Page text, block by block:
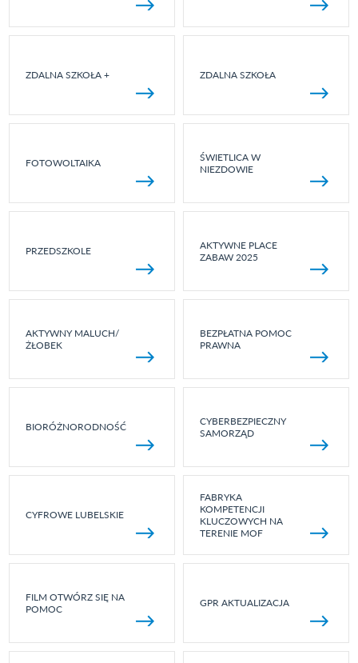
ZDALNA SZKOŁA + ZDALNA SZKOŁA
FOTOWOLTAIKA
ŚWIETLICA W
NIEZDOWIE
PRZEDSZKOLE
AKTYWNE PLACE
ZABAW 2025
AKTYWNY MALUCH/
ŻŁOBEK
BEZPŁATNA POMOC
PRAWNA
BIORÓŻNORODNOŚĆ
CYBERBEZPIECZNY
SAMORZĄD
CYFROWE LUBELSKIE
FABRYKA
KOMPETENCJI
KLUCZOWYCH NA
TERENIE MOF
FILM OTWÓRZ SIĘ NA
POMOC
GPR AKTUALIZACJA